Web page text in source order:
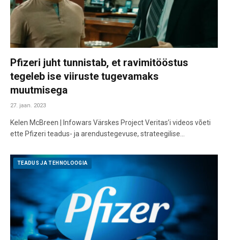
Pfizeri juht tunnistab, et ravimitööstus
tegeleb ise viiruste tugevamaks
muutmisega
27. jaan. 2023
Kelen McBreen | Infowars Värskes Project Veritas’i videos võeti
ette Pfizeri teadus- ja arendustegevuse, strateegilise…
TEADUS JA TEHNOLOOGIA